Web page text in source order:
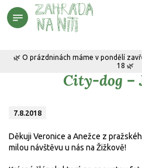
Přejít
na
🌿 O prázdninách máme v pondělí
18 🌿
City-dog –
7.8.2018
Děkuji Veronice a Anežce z
milou návštěvu u nás na Žižkově!